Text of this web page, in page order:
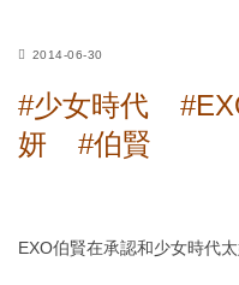
2014-06-30
#少女時代
妍
#伯賢
EXO伯賢在承認和少女時代